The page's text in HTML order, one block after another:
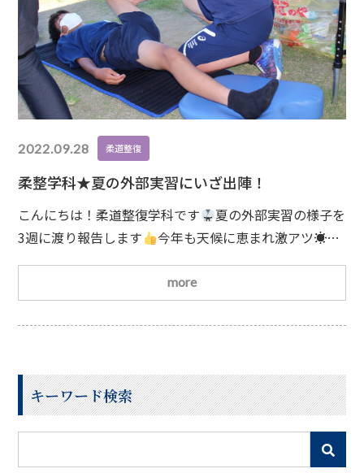
2022.09.28 柔道整復
柔整学科★夏の外部実習にいざ出陣！
こんにちは！柔道整復学科です
夏の外部実習の様子を
3週に渡り報告します
今年も天候に恵まれ激アツ☀で
した。真っ黒こげな高校生プレーヤーの活躍をしっかり
サポートするために、今回から「コンディショニングス
ペース」を設置！アップ＆ダウン前のストレッチ、テー
ピング、トレーニングなど多岐にわたって支えます
事
た１年生も臆することなく接しています！ケアに訪れ、
more
キーワード検索